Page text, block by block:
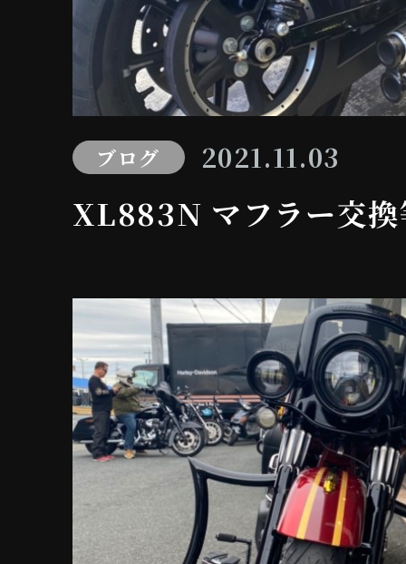
ブログ 2021.11.03
XL883N マフラー交換